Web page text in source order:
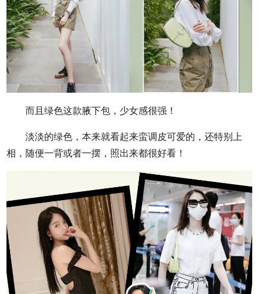
而且绿色这款腋下包，少女感很强！
淡淡的绿色，本来就看起来蛮调皮可爱的，还特别上
相，随便一背或者一摆，照出来都很好看！